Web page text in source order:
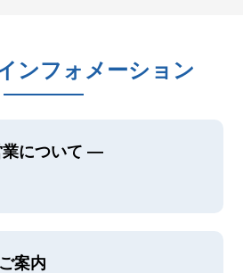
ンフォメーション
について ―
案内